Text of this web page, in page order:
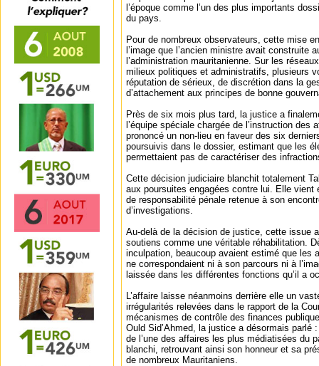
l’époque comme l’un des plus importants
du pays.
Pour de nombreux observateurs, cette mise
l’image que l’ancien ministre avait construite
l’administration mauritanienne. Sur les
milieux politiques et administratifs, plusieurs
réputation de sérieux, de discrétion dans la
d’attachement aux principes de bonne
Près de six mois plus tard, la justice a
l’équipe spéciale chargée de l’instruction des
prononcé un non-lieu en faveur des six
poursuivis dans le dossier, estimant que les
permettaient pas de caractériser des
Cette décision judiciaire blanchit totalement
aux poursuites engagées contre lui. Elle vient
de responsabilité pénale retenue à son
d’investigations.
Au-delà de la décision de justice, cette issue
soutiens comme une véritable réhabilitation.
inculpation, beaucoup avaient estimé que les
ne correspondaient ni à son parcours ni à
laissée dans les différentes fonctions qu’il a
L’affaire laisse néanmoins derrière elle un
irrégularités relevées dans le rapport de la
mécanismes de contrôle des finances
Ould Sid’Ahmed, la justice a désormais
de l’une des affaires les plus médiatisées du
blanchi, retrouvant ainsi son honneur et sa
de nombreux Mauritaniens.